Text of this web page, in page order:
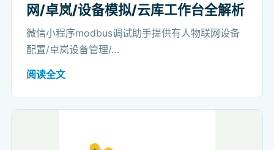
网/卓岚/设备模拟/云库工作台全解析
微信小程序modbus调试助手提供有人物联网设备
配置/卓岚设备管理/…
阅读全文